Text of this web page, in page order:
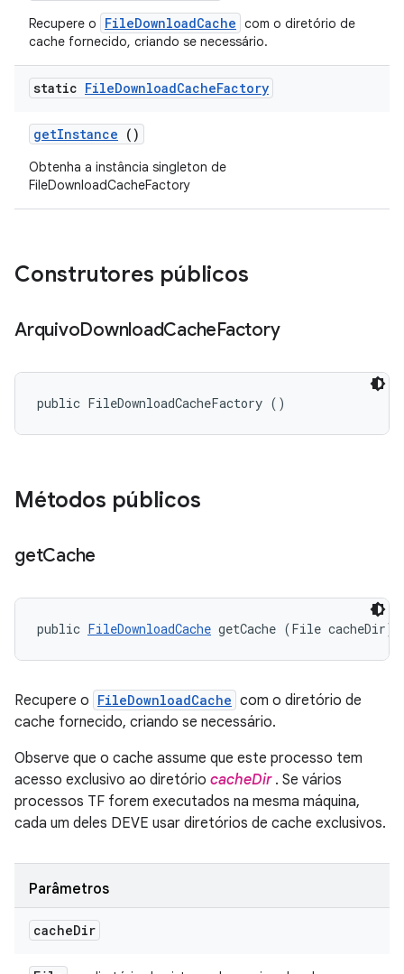
Recupere o FileDownloadCache com o diretório de
cache fornecido, criando se necessário.
static FileDownloadCacheFactory
getInstance ()
Obtenha a instância singleton de
FileDownloadCacheFactory
Construtores públicos
ArquivoDownloadCacheFactory
public FileDownloadCacheFactory ()
Métodos públicos
getCache
public FileDownloadCache getCache (File cacheDir)
Recupere o FileDownloadCache com o diretório de
cache fornecido, criando se necessário.
Observe que o cache assume que este processo tem
acesso exclusivo ao diretório cacheDir. Se vários
processos TF forem executados na mesma máquina,
cada um deles DEVE usar diretórios de cache exclusivos.
Parâmetros
cacheDir